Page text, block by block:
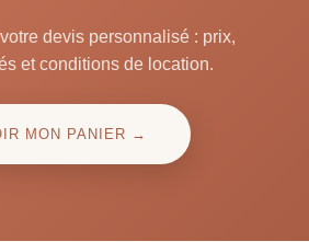
devis personnalisé : prix,
et conditions de location.
MON PANIER →